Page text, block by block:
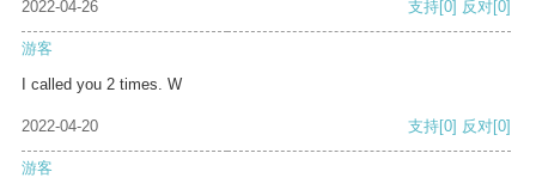
2022-04-26 支持[0] 反对[0]
游客
I called you 2 times. W
2022-04-20 支持[0] 反对[0]
游客